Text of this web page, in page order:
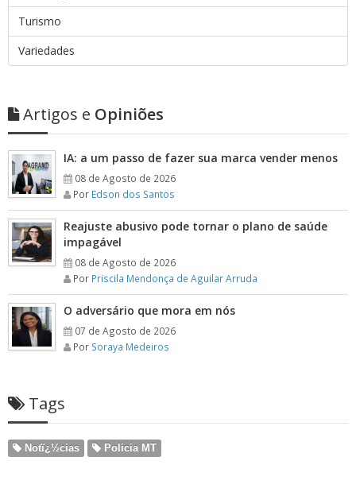
Turismo
Variedades
Artigos e Opiniões
IA: a um passo de fazer sua marca vender menos
08 de Agosto de 2026
Por Edson dos Santos
Reajuste abusivo pode tornar o plano de saúde
impagável
08 de Agosto de 2026
Por Priscila Mendonça de Aguilar Arruda
O adversário que mora em nós
07 de Agosto de 2026
Por Soraya Medeiros
Tags
Notï¿½cias Policia MT